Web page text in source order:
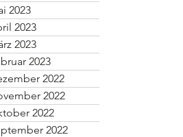
2023
2023
2023
2023
2022
2022
2022
2022